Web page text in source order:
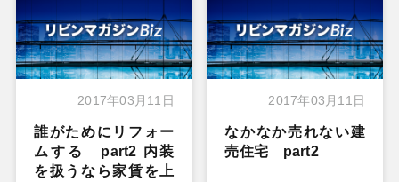
2017年03月11日
誰がためにリフォー
ムする part2 内装
を扱うなら家賃を上
2017年03月11日
なかなか売れない建
売住宅 part2